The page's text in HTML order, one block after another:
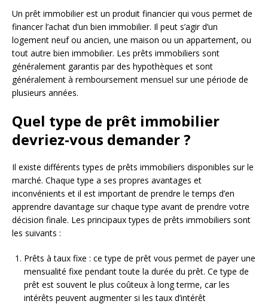
Un prêt immobilier est un produit financier qui vous permet de
financer l’achat d’un bien immobilier. Il peut s’agir d’un
logement neuf ou ancien, une maison ou un appartement, ou
tout autre bien immobilier. Les prêts immobiliers sont
généralement garantis par des hypothèques et sont
généralement à remboursement mensuel sur une période de
plusieurs années.
Quel type de prêt immobilier
devriez-vous demander ?
Il existe différents types de prêts immobiliers disponibles sur le
marché. Chaque type a ses propres avantages et
inconvénients et il est important de prendre le temps d’en
apprendre davantage sur chaque type avant de prendre votre
décision finale. Les principaux types de prêts immobiliers sont
les suivants :
Prêts à taux fixe : ce type de prêt vous permet de payer une
mensualité fixe pendant toute la durée du prêt. Ce type de
prêt est souvent le plus coûteux à long terme, car les
intérêts peuvent augmenter si les taux d’intérêt